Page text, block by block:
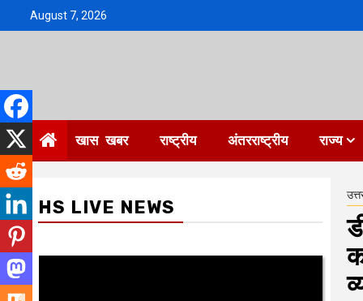
August 7, 2026
खास खबर राष्ट्रीय अंतरराष्ट्रीय राज्य
HS LIVE NEWS